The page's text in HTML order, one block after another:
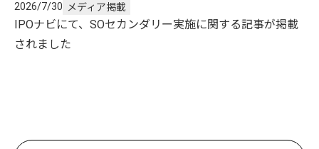
2026/7/30 メディア掲載
IPOナビにて、SOセカンダリー実施に関する記事が掲載
されました